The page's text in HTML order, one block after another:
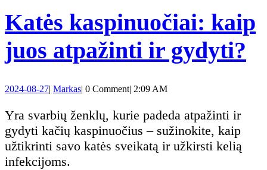
ne
tik
Katės kaspinuočiai: kaip
juos atpažinti ir gydyti?
2024-08-272024-
27
| MarkasMarkas
| 0 Comment| 2:09 AM
Yra svarbių ženklų, kurie padeda atpažinti ir
gydyti kačių kaspinuočius – sužinokite, kaip
užtikrinti savo katės sveikatą ir užkirsti kelią
infekcijoms.